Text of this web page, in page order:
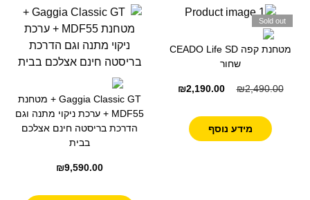
Sold out
מטחנת קפה CEADO Life SD
שחור
₪2,490.00
₪2,190.00
מידע נוסף
Gaggia Classic GT + מטחנת
MDF55 + ערכת ניקוי מתנה וגם
הדרכת בריסטה חינם אצלכם
בבית
₪9,590.00